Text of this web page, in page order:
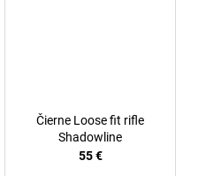
Čierne Loose fit rifle
Shadowline
55 €